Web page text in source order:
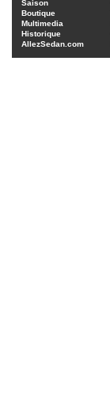
Saison
Boutique
Multimedia
Historique
AllezSedan.com